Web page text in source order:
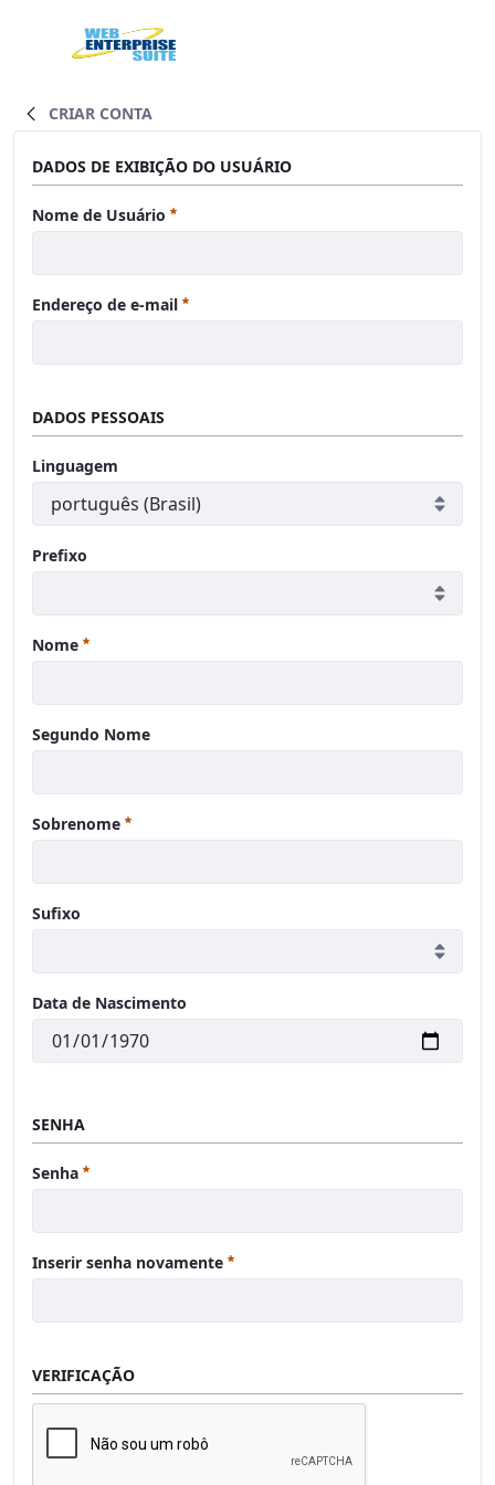
Home
CRIAR CONTA
DADOS DE EXIBIÇÃO DO USUÁRIO
Nome de Usuário Obrigatório
Endereço de e-mail Obrigatório
DADOS PESSOAIS
Linguagem
Prefixo
Nome Obrigatório
Segundo Nome
Sobrenome Obrigatório
Sufixo
Data de Nascimento
SENHA
Senha Obrigatório
Inserir senha novamente Obrigatório
VERIFICAÇÃO